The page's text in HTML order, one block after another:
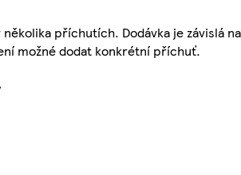
příchutích. Dodávka je závislá na
možné dodat konkrétní příchuť.